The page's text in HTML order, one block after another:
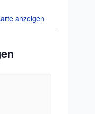
anzeigen